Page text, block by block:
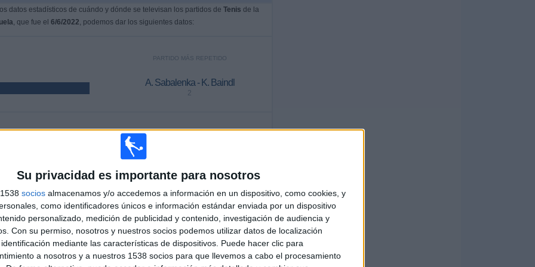
Su privacidad es importante para nosotros
socios almacenamos y/o accedemos a información en un dispositivo, como cookies, y
como identificadores únicos e información estándar enviada por un dispositivo
personalizado, medición de publicidad y contenido, investigación de audiencia y
Con su permiso, nosotros y nuestros socios podemos utilizar datos de localización
mediante las características de dispositivos. Puede hacer clic para
a nosotros y a nuestros 1538 socios para que llevemos a cabo el procesamiento
datos estadísticos de cuándo y dónde se televisan los partidos de Tenis de la
, que fue el 6/6/2022, podemos dar los siguientes datos:
PARTIDO MÁS REPETIDO
A. Sabalenka - K. Baindl
2
ÚLTIMO PARTIDO DE PAGO
R. Montgomery - B. Krejcikova
14/6/2026 WTA Torneo de Hertogenbosch por WTA TV, Disney+
Premium
TOTAL
3
CANALES TV
DÍAS
1520
SIN PARTIDO
GRATUÍTO
MEDIA
1,9
CANALES POR
PARTIDO